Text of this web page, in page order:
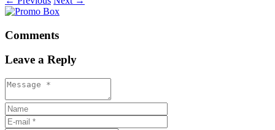
Comments
Leave a Reply